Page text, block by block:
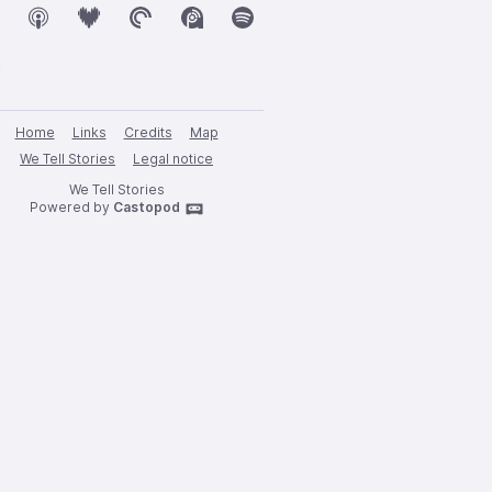
Home Links Credits
Map
We Tell Stories
Legal notice
We Tell Stories
Powered by Castopod